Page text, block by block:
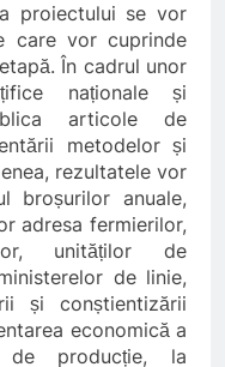
proiectului se vor
care vor cuprinde
În cadrul unor
naționale și
articole de
metodelor și
rezultatele vor
broșurilor anuale,
adresa fermierilor,
unităților de
de linie,
și conștientizării
economică a
de producție, la